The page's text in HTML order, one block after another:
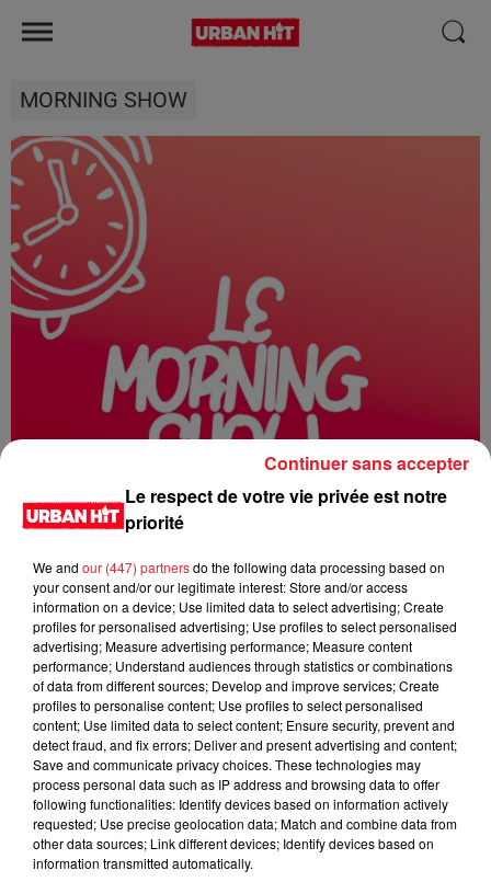
MORNING SHOW
0:00 3 min 19 sec
22 juin 2026 - 3 min 19 sec
MORNING SHOW 08H43 du 22.06.2026
Le respect de votre vie privée est notre
priorité
We and our (447) partnersdo the following data processing based on
your consent and/or our legitimate interest: Store and/or access
information on a device; Use limited data to select advertising; Create
profiles for personalised advertising; Use profiles to select personalised
advertising; Measure advertising performance; Measure content
performance; Understand audiences through statistics or combinations
of data from different sources; Develop and improve services; Create
profiles to personalise content; Use profiles to select personalised
content; Use limited data to select content; Ensure security, prevent and
detect fraud, and fix errors; Deliver and present advertising and content;
Save and communicate privacy choices. These technologies may
process personal data such as IP address and browsing data to offer
following functionalities: Identify devices based on information actively
requested; Use precise geolocation data; Match and combine data from
other data sources; Link different devices; Identify devices based on
information transmitted automatically.
Continuer sans accepter